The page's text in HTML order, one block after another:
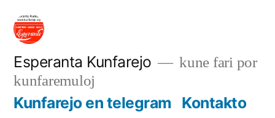
rekte
enhavo
Esperanta Kunfarejo
kune fari por
kunfaremuloj
Kunfarejo en telegram Kontakto